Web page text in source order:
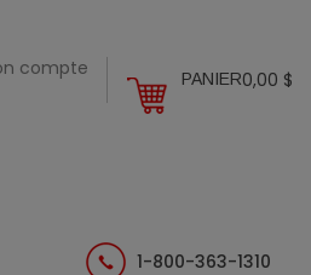
PANIER0,00 $
compte
1-800-363-1310